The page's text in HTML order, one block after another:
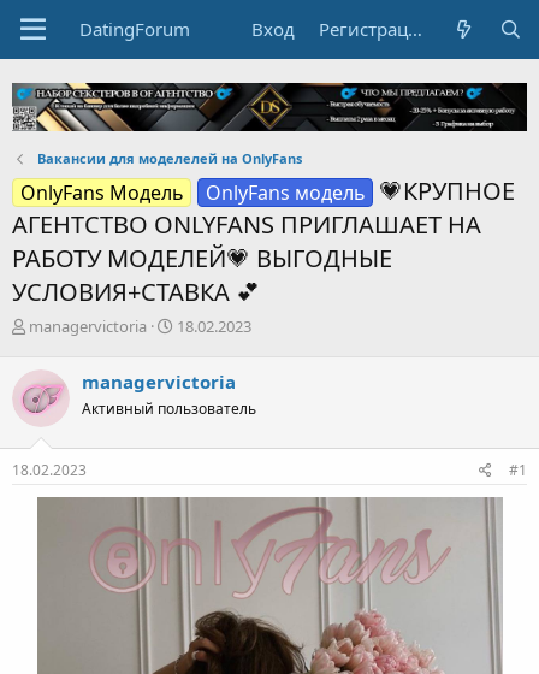
DatingForum Вход Регистрация
Вакансии для моделелей на OnlyFans
OnlyFans Модель OnlyFans модель 💗КРУПНОЕ
АГЕНТСТВО ONLYFANS ПРИГЛАШАЕТ НА
РАБОТУ МОДЕЛЕЙ💗 ВЫГОДНЫЕ
УСЛОВИЯ+СТАВКА 💕
А
т
о
р
т
е
м
ы
managervictoria
Д
а
н
ч
л
18.02.2023
managervictoria
Активный пользователь
18.02.2023 #1